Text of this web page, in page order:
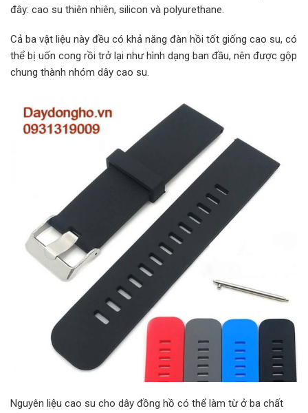
đây: cao su thiên nhiên, silicon và polyurethane.
Cả ba vật liệu này đều có khả năng đàn hồi tốt giống cao su, có
thể bị uốn cong rồi trở lại như hình dạng ban đầu, nên được gộp
chung thành nhóm dây cao su.
Nguyên liệu cao su cho dây đồng hồ có thể làm từ ở ba chất